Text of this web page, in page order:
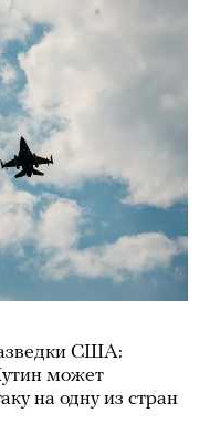
США:
может
на одну из стран